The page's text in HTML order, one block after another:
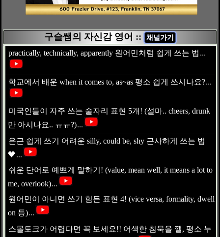
구슬쌤의 자신감 영어 :: 채널가기
practically, technically, apparently 원어민처럼 쉽게 쓰는 법 ...
학교에서 배운 when it comes to, as~as 평소 쉽게 쓰시나요? ...
미국인들이 자주 쓰는 술자리 표현 5개! (설마.. cheers, drunk
만 아시나요.. ㅠㅠ?)...
은근 쉽게 쓰기 어려운 silly, could be, shy 근사하게 쓰는 법
🧡 ...
쉬운 단어로 예쁘게 말하기! (value, mean well, it means a lot to
me, overlook)...
원어민이 아니면 쓰기 힘든 표현 4! (vice versa, formality, dwell
on 등)...
스몰토크가 어렵다면 꼭 보세요!! 어색한 침묵을 깰, 평소 누